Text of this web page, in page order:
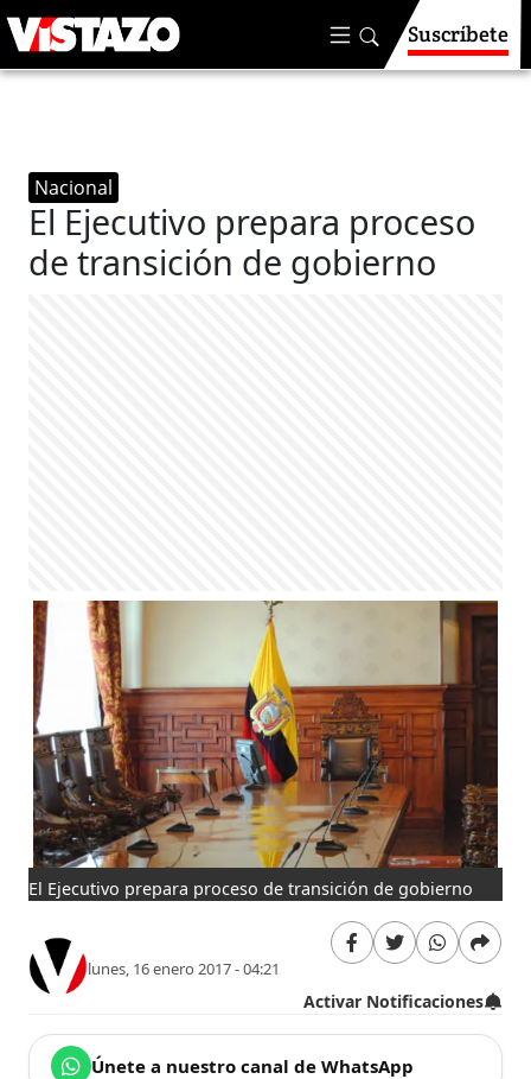
Suscríbete
Nacional
El Ejecutivo prepara proceso
de transición de gobierno
El Ejecutivo prepara proceso de transición de gobierno
lunes, 16 enero 2017 - 04:21
Activar Notificaciones
Únete a nuestro canal de WhatsApp